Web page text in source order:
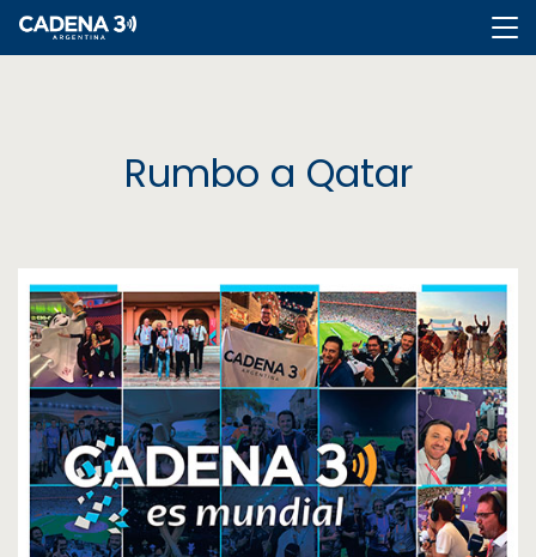
3
Rosario
Cadena
Heat
La
Popu
Rumbo a Qatar